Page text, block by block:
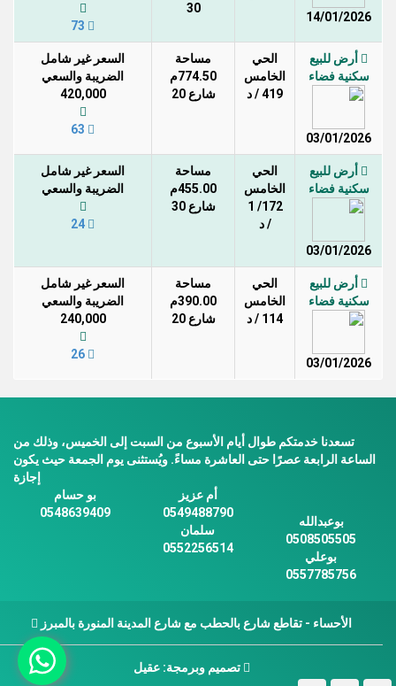
14/01/2026
30
أرض للبيع
سكنية فضاء
03/01/2026
الحي
الخامس
419 / د
مساحة
774.50م
شارع 20
السعر غير شامل
الضريبة والسعي
420,000
أرض للبيع
سكنية فضاء
03/01/2026
الحي
الخامس
172/ 1
/ د
مساحة
455.00م
شارع 30
السعر غير شامل
الضريبة والسعي
أرض للبيع
سكنية فضاء
03/01/2026
الحي
الخامس
114 / د
مساحة
390.00م
شارع 20
السعر غير شامل
الضريبة والسعي
240,000
تسعدنا خدمتكم طوال أيام الأسبوع من السبت إلى الخميس، وذلك من
الساعة الرابعة عصرًا حتى العاشرة مساءً. ويُستثنى يوم الجمعة حيث يكون
إجازة
بو حسام
0548639409
أم عزيز
0549488790
سلمان
0552256514
بوعبدالله
0508505505
بوعلي
0557785756
الأحساء - تقاطع شارع بالحطب مع شارع المدينة المنورة بالمبرز
تصميم وبرمجة: عقيل